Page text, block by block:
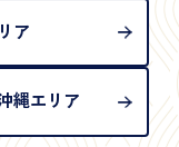
ア
縄エリア